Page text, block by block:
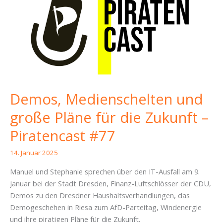
Demos, Medienschelten und
große Pläne für die Zukunft –
Piratencast #77
14. Januar 2025
Manuel und Stephanie sprechen über den IT-Ausfall am 9.
Januar bei der Stadt Dresden, Finanz-Luftschlösser der CDU,
Demos zu den Dresdner Haushaltsverhandlungen, das
Demogeschehen in Riesa zum AfD-Parteitag, Windenergie
und ihre piratigen Pläne für die Zukunft.